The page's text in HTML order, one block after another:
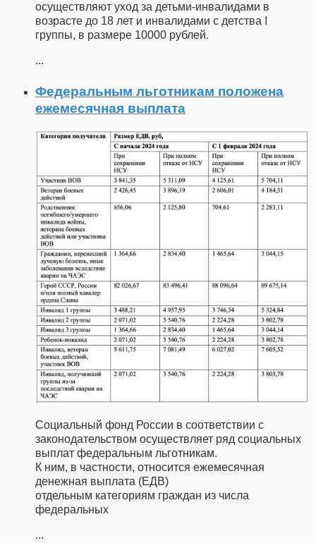
осуществляют уход за детьми-инвалидами в
возрасте до 18 лет и инвалидами с детства I
группы, в размере 10000 рублей.
...
Федеральным льготникам положена
ежемесячная выплата
Социальный фонд России в соответствии с
законодательством осуществляет ряд социальных
выплат федеральным льготникам.
К ним, в частности, относится ежемесячная
денежная выплата (ЕДВ)
отдельным категориям граждан из числа
федеральных
...